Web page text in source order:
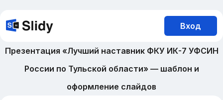
Вход
Презентация «Лучший наставник ФКУ ИК-7 УФСИН
России по Тульской области» — шаблон и
оформление слайдов